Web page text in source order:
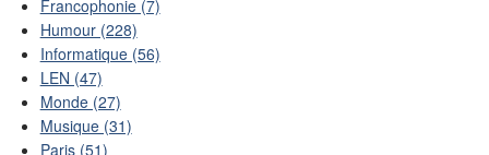
Francophonie (7)
Humour (228)
Informatique (56)
LEN (47)
Monde (27)
Musique (31)
Paris (51)